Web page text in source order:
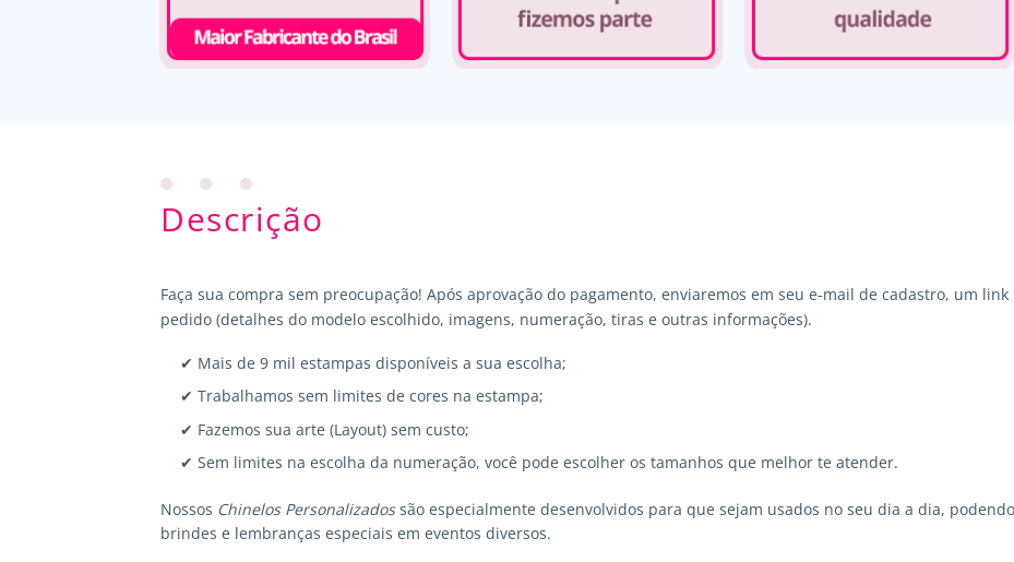
Descrição
Faça sua compra sem preocupação! Após aprovação do pagamento, enviaremos em seu e-mail de cadastro, um
pedido (detalhes do modelo escolhido, imagens, numeração, tiras e outras informações).
✔ Mais de 9 mil estampas disponíveis a sua escolha;
✔ Trabalhamos sem limites de cores na estampa;
✔ Fazemos sua arte (Layout) sem custo;
✔ Sem limites na escolha da numeração, você pode escolher os tamanhos que melhor te atender.
Nossos Chinelos Personalizadossão especialmente desenvolvidos para que sejam usados no seu dia a dia,
brindes e lembranças especiais em eventos diversos.